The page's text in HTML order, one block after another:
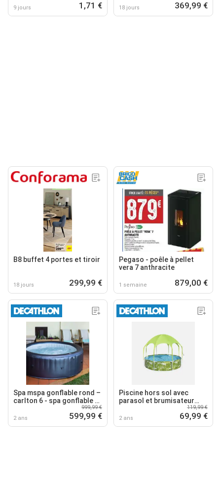
9 jours 1,71 € 18 jours 369,99 €
B8 buffet 4 portes et tiroir
18 jours 299,99 €
Pegaso - poêle à pellet
vera 7 anthracite
1 semaine 879,00 €
Spa mspa gonflable rond –
carlton 6 - spa gonflable 6
personnes rond 205 cm
2 ans
999,99 €
599,99 €
Piscine hors sol avec
parasol et brumisateur
2 ans
119,99 €
69,99 €